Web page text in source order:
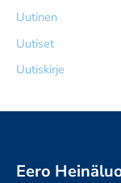
Uutinen
Uutiset
Uutiskirje
Eero